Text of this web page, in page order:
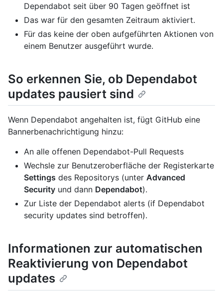
Dependabot seit über 90 Tagen geöffnet ist
Das war für den gesamten Zeitraum aktiviert.
Für das keine der oben aufgeführten Aktionen von
einem Benutzer ausgeführt wurde.
So erkennen Sie, ob Dependabot
updates pausiert sind
Wenn Dependabot angehalten ist, fügt GitHub eine
Bannerbenachrichtigung hinzu:
An alle offenen Dependabot-Pull Requests
Wechsle zur Benutzeroberfläche der Registerkarte
Settings des Repositorys (unter Advanced
Security und dann Dependabot).
Zur Liste der Dependabot alerts (if Dependabot
security updates sind betroffen).
Informationen zur automatischen
Reaktivierung von Dependabot
updates